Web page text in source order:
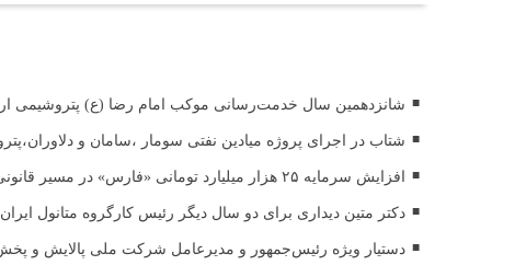
شانزدهمین سال خدمت‌رسانی موکب امام رضا (ع) پتروشیمی
شتاب در اجرای پروژه میادین نفتی سومار ،سامان و
افزایش سرمایه ۲۵ هزار میلیارد تومانی «فارس» در مسیر قانونی ثبت سرمایه
دکتر متین دیداری برای دو سال دیگر رئیس کارگروه متانول
دستیار ویژه رئیس‌جمهور و مدیرعامل شرکت ملی پالایش و پخش